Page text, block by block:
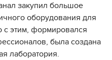
закупил большое
оборудования для
этим, формировался
была создана
лаборатория.